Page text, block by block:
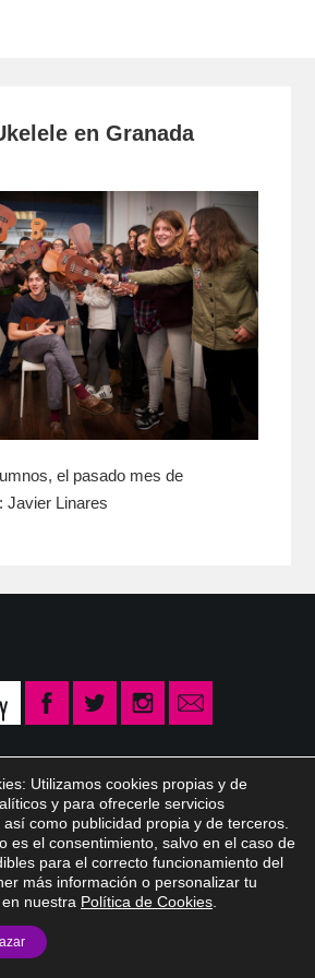
en Granada
el pasado mes de
Javier Linares
/ Aviso legal /Política de privacidad
Utilizamos cookies propias y de
y para ofrecerle servicios
como publicidad propia y de terceros.
es el consentimiento, salvo en el caso de
para el correcto funcionamiento del
más información o personalizar tu
nuestra Política de Cookies